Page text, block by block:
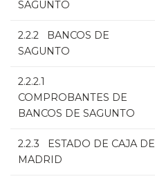
SAGUNTO
2.2.2 BANCOS DE
SAGUNTO
2.2.2.1
COMPROBANTES DE
BANCOS DE SAGUNTO
2.2.3 ESTADO DE CAJA DE
MADRID